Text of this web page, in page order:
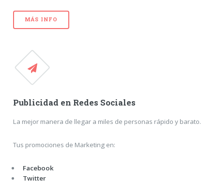
MÁS INFO
Publicidad en Redes Sociales
La mejor manera de llegar a miles de personas rápido y barato.
Tus promociones de Marketing en:
Facebook
Twitter